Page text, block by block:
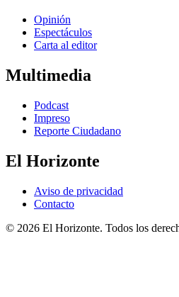
Opinión
Espectáculos
Carta al editor
Multimedia
Podcast
Impreso
Reporte Ciudadano
El Horizonte
Aviso de privacidad
Contacto
© 2026 El Horizonte. Todos los